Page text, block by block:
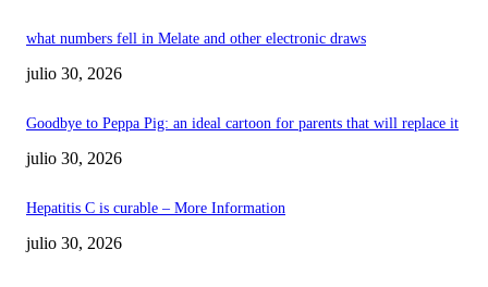
what numbers fell in Melate and other electronic draws
julio 30, 2026
Goodbye to Peppa Pig: an ideal cartoon for parents that will replace it
julio 30, 2026
Hepatitis C is curable – More Information
julio 30, 2026